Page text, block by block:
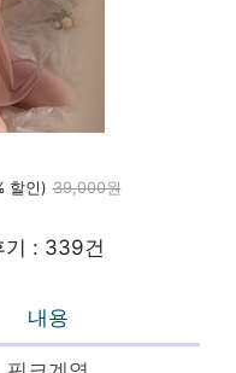
할인) 39,000원
: 339건
내용